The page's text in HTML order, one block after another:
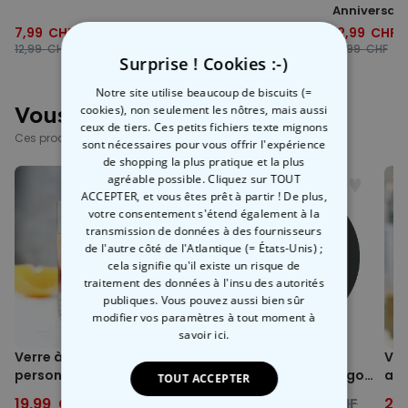
7,99 CHF
12,99 CHF
12,99 CHF
19,99 CHF
Vous avez vu ?
Ces produits pourraient aussi vous intéresser
Verre à Negroni
personnalisé
Chope de bière
personnalisée avec logo
et visage
Surprise ! Cookies :-)
Notre site utilise beaucoup de biscuits (=
cookies), non seulement les nôtres, mais aussi
ceux de tiers. Ces petits fichiers texte mignons
sont nécessaires pour vous offrir l'expérience
de shopping la plus pratique et la plus
agréable possible. Cliquez sur TOUT
ACCEPTER, et vous êtes prêt à partir ! De plus,
votre consentement s'étend également à la
transmission de données à des fournisseurs
de l'autre côté de l'Atlantique (= États-Unis) ;
cela signifie qu'il existe un risque de
traitement des données à l'insu des autorités
publiques. Vous pouvez aussi bien sûr
modifier vos paramètres à tout momentà
savoir ici.
TOUT ACCEPTER